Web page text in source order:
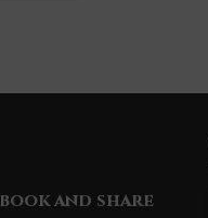
and share